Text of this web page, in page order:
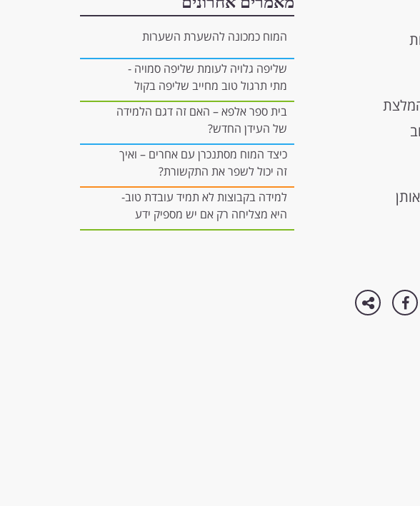
המוח כמכונה להשערת השערות
שליפה גלויה לעומת שליפה סמויה -
מתי תרגול טוב מחייב שליפה בקול
רם, ומתי הוא יכול להיות "בתוך
הראש"?
בית ספר אלפא – האם זה דגם הלמידה
של העידן החדש?
כיצד המוח מסתנכרן עם אחרים – ואיך
זה יכול לשפר את התקשורת?
למידה בקבוצות לא תמיד עובדת טוב-
היא מצליחה רק אם יש מספיק ידע
להשתתפות משמעותית